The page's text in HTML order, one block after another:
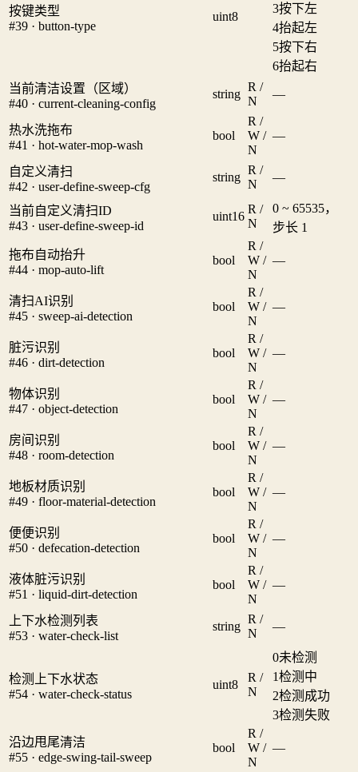
按键类型
#39 · button-type
uint8
3按下左
4抬起左
5按下右
6抬起右
当前清洁设置（区域）
#40 · current-cleaning-config
string
R /
N
—
热水洗拖布
#41 · hot-water-mop-wash
bool
R /
W /
N
—
自定义清扫
#42 · user-define-sweep-cfg
string
R /
N
—
当前自定义清扫ID
#43 · user-define-sweep-id
uint16
R /
N
0 ~ 65535，
步长 1
拖布自动抬升
#44 · mop-auto-lift
bool
R /
W /
N
—
清扫AI识别
#45 · sweep-ai-detection
bool
R /
W /
N
—
脏污识别
#46 · dirt-detection
bool
R /
W /
N
—
物体识别
#47 · object-detection
bool
R /
W /
N
—
房间识别
#48 · room-detection
bool
R /
W /
N
—
地板材质识别
#49 · floor-material-detection
bool
R /
W /
N
—
便便识别
#50 · defecation-detection
bool
R /
W /
N
—
液体脏污识别
#51 · liquid-dirt-detection
bool
R /
W /
N
—
上下水检测列表
#53 · water-check-list
string
R /
N
—
检测上下水状态
#54 · water-check-status
uint8
R /
N
0未检测
1检测中
2检测成功
3检测失败
沿边甩尾清洁
#55 · edge-swing-tail-sweep
bool
R /
W /
N
—